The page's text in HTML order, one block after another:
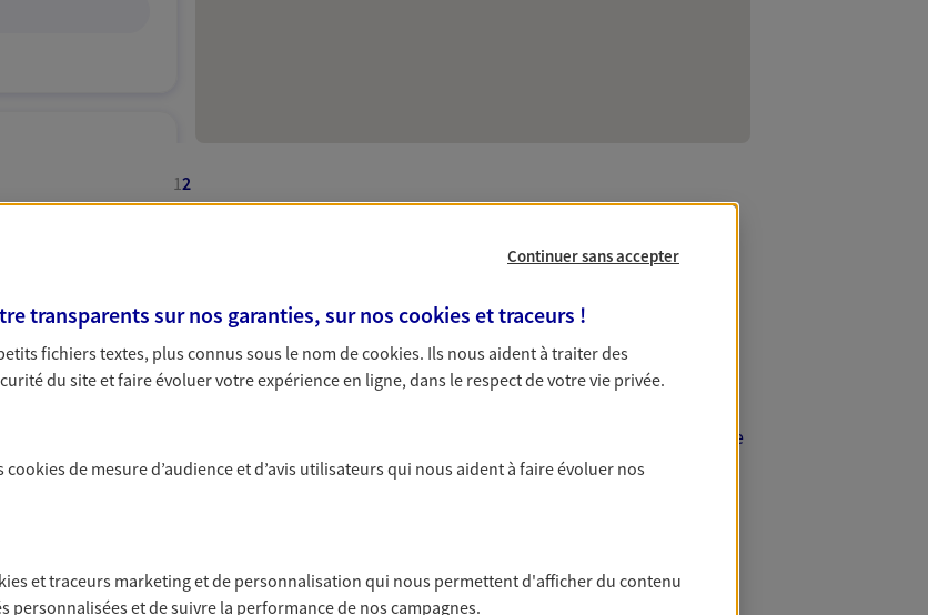
CONTACTER
Prévoyance &
12
d'assurance AXA à Marseille 6
AXA vous accueillent dans leurs locaux, dans le 6èmearrondissement de
6
et privilégiée. Quels que soient vos besoins en assurance auto, complémentaire
sera réalisée afin de vous proposer la meilleure assurance.
6
Continuer sans accepter
transparents sur nos garanties, sur noscookies et traceurs !
fichiers textes, plus connus sous le nom decookies. Ils nous aident à traiter des
du site et faire évoluer votre expérience en ligne, dans le respect de votre vie privée.
cookiesde mesure d’audience et d’avis utilisateurs qui nous aident à faire évoluer nos
et traceurs marketing et de personnalisation qui nous permettent d'afficher du contenu
personnalisées et de suivre la performance de nos campagnes.